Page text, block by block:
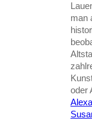
man
oder